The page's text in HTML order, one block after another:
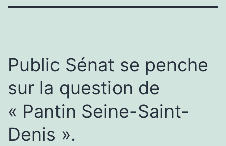
Public Sénat se penche
sur la question de
« Pantin Seine-Saint-
Denis ».